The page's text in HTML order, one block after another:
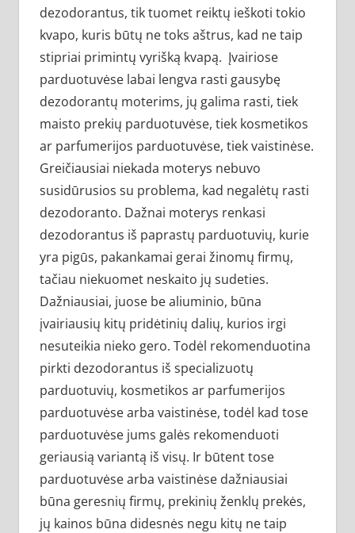
dezodorantus, tik tuomet reiktų ieškoti tokio
kvapo, kuris būtų ne toks aštrus, kad ne taip
stipriai primintų vyrišką kvapą. Įvairiose
parduotuvėse labai lengva rasti gausybę
dezodorantų moterims, jų galima rasti, tiek
maisto prekių parduotuvėse, tiek kosmetikos
ar parfumerijos parduotuvėse, tiek vaistinėse.
Greičiausiai niekada moterys nebuvo
susidūrusios su problema, kad negalėtų rasti
dezodoranto. Dažnai moterys renkasi
dezodorantus iš paprastų parduotuvių, kurie
yra pigūs, pakankamai gerai žinomų firmų,
tačiau niekuomet neskaito jų sudeties.
Dažniausiai, juose be aliuminio, būna
įvairiausių kitų pridėtinių dalių, kurios irgi
nesuteikia nieko gero. Todėl rekomenduotina
pirkti dezodorantus iš specializuotų
parduotuvių, kosmetikos ar parfumerijos
parduotuvėse arba vaistinėse, todėl kad tose
parduotuvėse jums galės rekomenduoti
geriausią variantą iš visų. Ir būtent tose
parduotuvėse arba vaistinėse dažniausiai
būna geresnių firmų, prekinių ženklų prekės,
jų kainos būna didesnės negu kitų ne taip